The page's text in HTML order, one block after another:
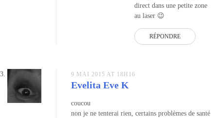
direct dans une petite zone
au laser 😉
RÉPONDRE
9 MAI 2015 AT 18H16
Evelita Eve K
coucou
non je ne tenterai rien, certains problèmes de santé